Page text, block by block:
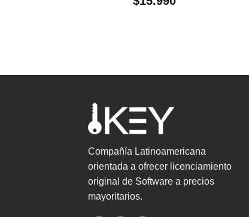
Compañía Latinoamericana
orientada a ofrecer licenciamiento
original de Software a precios
mayoritarios.